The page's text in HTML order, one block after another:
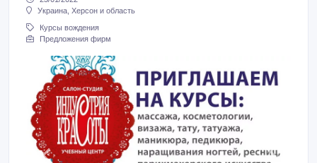
Украина, Херсон и область
Курсы вождения
Предложения фирм